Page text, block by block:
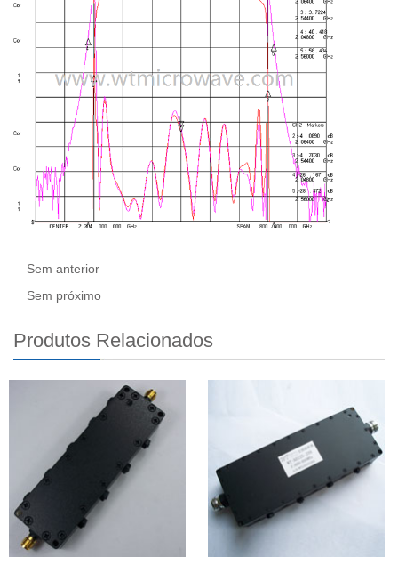
Sem anterior
Sem próximo
Produtos Relacionados